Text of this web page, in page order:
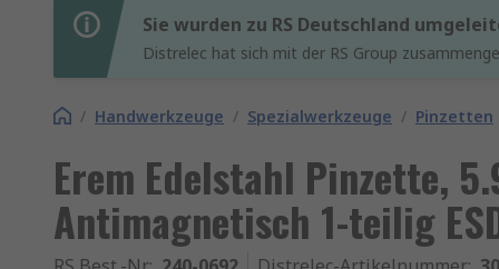
Sie wurden zu RS Deutschland
Distrelec hat sich mit der RS Group
/ Handwerkzeuge / Spezialwerkzeuge / Pinzetten
Erem Edelstahl Pinzette,
Antimagnetisch 1-teilig